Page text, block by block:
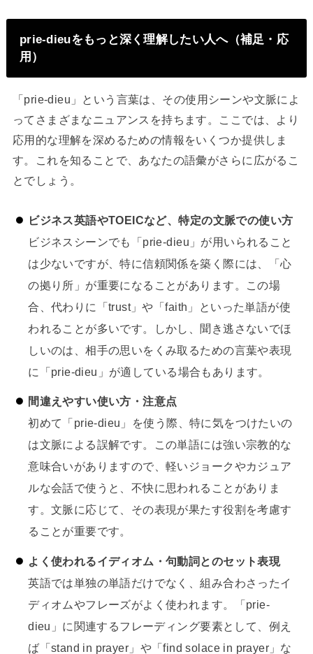
prie-dieuをもっと深く理解したい人へ（補足・応
用）
「prie-dieu」という言葉は、その使用シーンや文脈によ
ってさまざまなニュアンスを持ちます。ここでは、より
応用的な理解を深めるための情報をいくつか提供しま
す。これを知ることで、あなたの語彙がさらに広がるこ
とでしょう。
ビジネス英語やTOEICなど、特定の文脈での使い方
ビジネスシーンでも「prie-dieu」が用いられること
は少ないですが、特に信頼関係を築く際には、「心
の拠り所」が重要になることがあります。この場
合、代わりに「trust」や「faith」といった単語が使
われることが多いです。しかし、聞き逃さないでほ
しいのは、相手の思いをくみ取るための言葉や表現
に「prie-dieu」が適している場合もあります。
間違えやすい使い方・注意点
初めて「prie-dieu」を使う際、特に気をつけたいの
は文脈による誤解です。この単語には強い宗教的な
意味合いがありますので、軽いジョークやカジュア
ルな会話で使うと、不快に思われることがありま
す。文脈に応じて、その表現が果たす役割を考慮す
ることが重要です。
よく使われるイディオム・句動詞とのセット表現
英語では単独の単語だけでなく、組み合わさったイ
ディオムやフレーズがよく使われます。「prie-
dieu」に関連するフレーディング要素として、例え
ば「stand in prayer」や「find solace in prayer」な